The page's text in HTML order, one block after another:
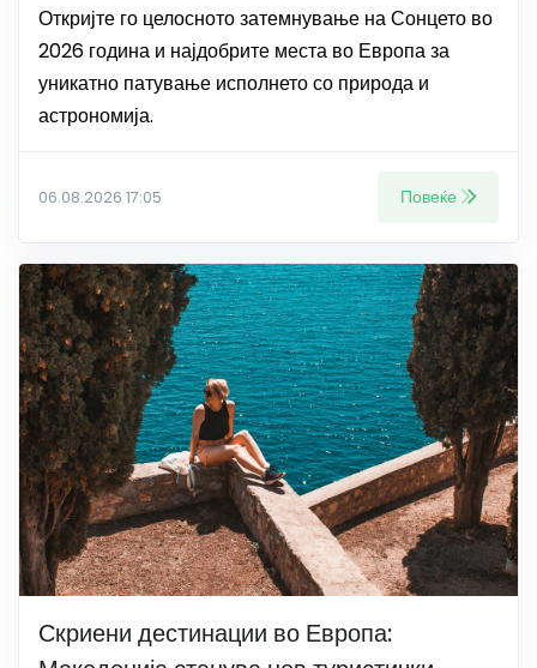
Откријте го целосното затемнување на Сонцето во
2026 година и најдобрите места во Европа за
уникатно патување исполнето со природа и
астрономија.
06.08.2026 17:05 Повеќе
Скриени дестинации во Европа: